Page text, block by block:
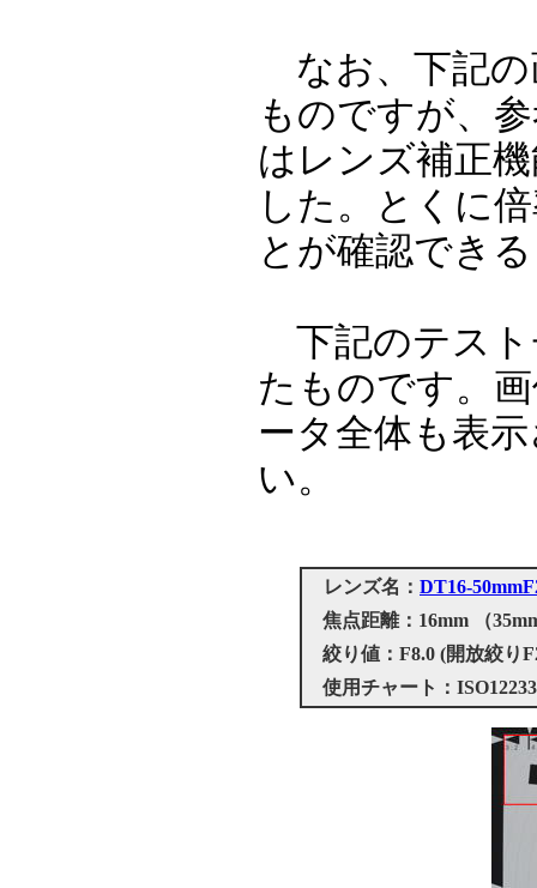
なお、下記の
ものですが、
はレンズ補正
した。とくに
とが確認でき
下記のテスト
たものです。
ータ全体も表
い。
レンズ名： DT16-
焦点距離：16mm （
絞り値：F8.0 (開放絞り
使用チャート：